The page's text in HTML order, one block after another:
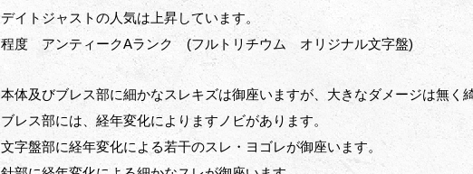
デイトジャストの人気は上昇しています。
程度 アンティークAランク (フルトリチウム オリジナル文字盤)
本体及びブレス部に細かなスレキズは御座いますが、大きなダメージは無く
ブレス部には、経年変化によりますノビがあります。
文字盤部に経年変化による若干のスレ・ヨゴレが御座います。